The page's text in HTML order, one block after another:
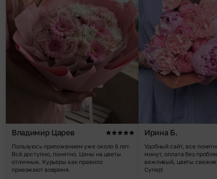
Владимир Царев
Пользуюсь приложением уже около 6 лет.
Всё доступно, понятно. Цены на цветы
отличные. Курьеры как правило
приезжают вовремя.
Ирина Б.
Удобный сайт, все
минут, оплата без
вежливый, цветы
Супер!